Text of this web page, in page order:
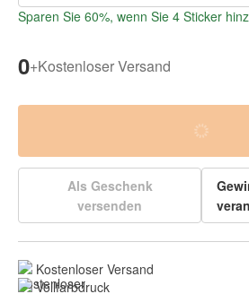
Sparen Sie 60%, wenn Sie 4 Sticker
0+Kostenloser Versand
Als Geschenk
versenden
Kostenloser Versand
Vollfarbdruck